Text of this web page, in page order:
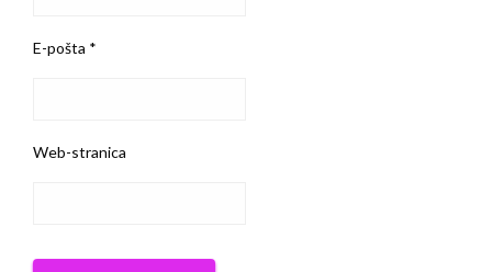
E-pošta *
Web-stranica